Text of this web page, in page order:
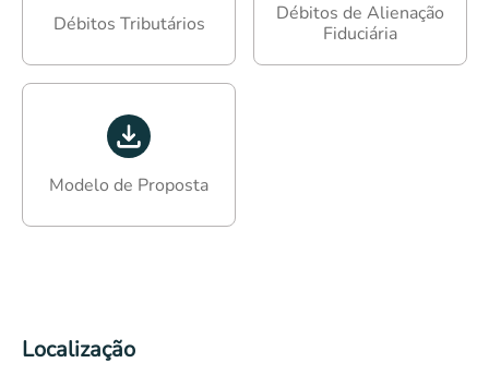
Débitos Tributários
Débitos de Alienação
Fiduciária
Modelo de Proposta
Localização